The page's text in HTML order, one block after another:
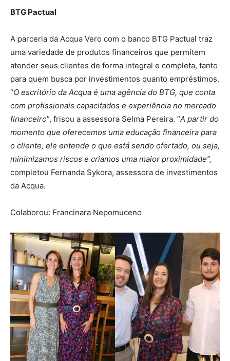
BTG Pactual
A parceria da Acqua Vero com o banco BTG Pactual traz
uma variedade de produtos financeiros que permitem
atender seus clientes de forma integral e completa, tanto
para quem busca por investimentos quanto empréstimos.
“O escritório da Acqua é uma agência do BTG, que conta
com profissionais capacitados e experiência no mercado
financeiro”, frisou a assessora Selma Pereira. “A partir do
momento que oferecemos uma educação financeira para
o cliente, ele entende o que está sendo ofertado, ou seja,
minimizamos riscos e criamos uma maior proximidade”,
completou Fernanda Sykora, assessora de investimentos
da Acqua.
Colaborou: Francinara Nepomuceno